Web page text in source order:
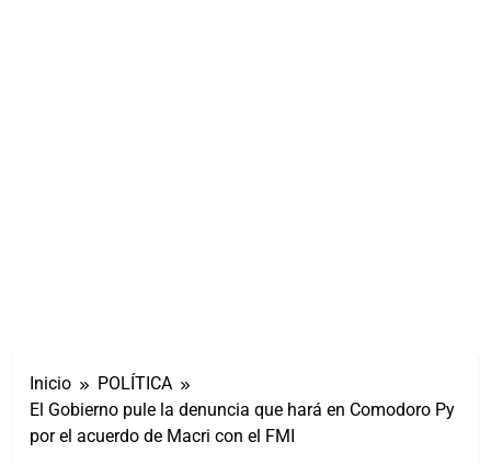
Inicio
POLÍTICA
El Gobierno pule la denuncia que hará en Comodoro Py
por el acuerdo de Macri con el FMI